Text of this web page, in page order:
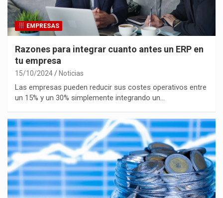
EMPRESAS
Razones para integrar cuanto antes un ERP en
tu empresa
15/10/2024 Noticias
Las empresas pueden reducir sus costes operativos entre
un 15% y un 30% simplemente integrando un…